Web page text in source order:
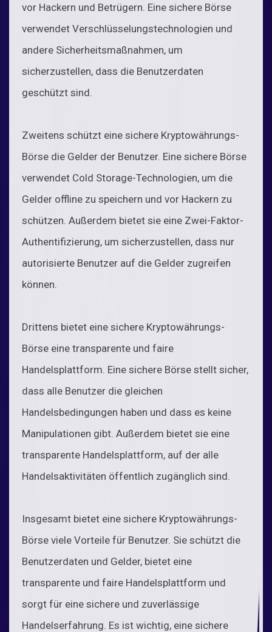
vor Hackern und Betrügern. Eine sichere Börse
verwendet Verschlüsselungstechnologien und
andere Sicherheitsmaßnahmen, um
sicherzustellen, dass die Benutzerdaten
geschützt sind.
Zweitens schützt eine sichere Kryptowährungs-
Börse die Gelder der Benutzer. Eine sichere Börse
verwendet Cold Storage-Technologien, um die
Gelder offline zu speichern und vor Hackern zu
schützen. Außerdem bietet sie eine Zwei-Faktor-
Authentifizierung, um sicherzustellen, dass nur
autorisierte Benutzer auf die Gelder zugreifen
können.
Drittens bietet eine sichere Kryptowährungs-
Börse eine transparente und faire
Handelsplattform. Eine sichere Börse stellt sicher,
dass alle Benutzer die gleichen
Handelsbedingungen haben und dass es keine
Manipulationen gibt. Außerdem bietet sie eine
transparente Handelsplattform, auf der alle
Handelsaktivitäten öffentlich zugänglich sind.
Insgesamt bietet eine sichere Kryptowährungs-
Börse viele Vorteile für Benutzer. Sie schützt die
Benutzerdaten und Gelder, bietet eine
transparente und faire Handelsplattform und
sorgt für eine sichere und zuverlässige
Handelserfahrung. Es ist wichtig, eine sichere